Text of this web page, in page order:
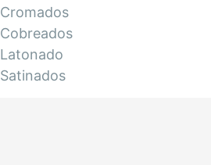
Cromados
Cobreados
Latonado
Satinados